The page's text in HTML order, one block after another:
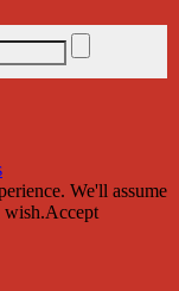
We'll assume
wish.Accept